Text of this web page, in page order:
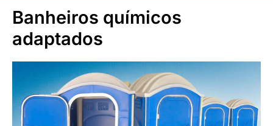
Banheiros químicos
adaptados